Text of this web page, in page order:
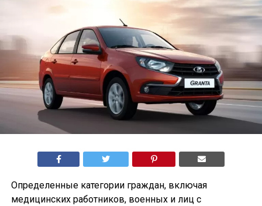
Определенные категории граждан, включая
медицинских работников, военных и лиц с